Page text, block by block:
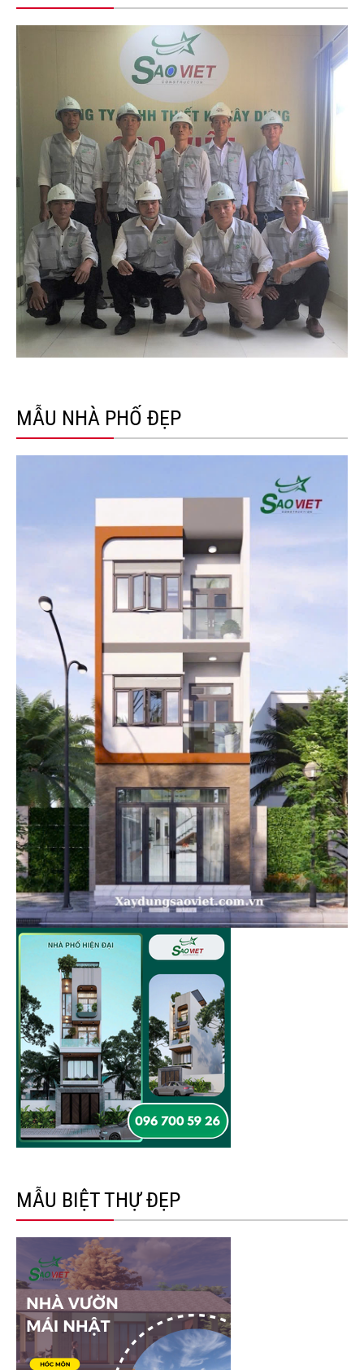
MẪU NHÀ PHỐ ĐẸP
MẪU BIỆT THỰ ĐẸP